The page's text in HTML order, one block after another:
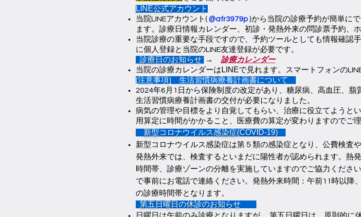
LINE公式アカウント
当院LINEアカウント(@afr3979p)から当院の診療予約が簡単に
ます。診療日情報カレンダー、初診・発熱外来の問診票予約、
当院診療の重要な手段ですので、予約ツールとしても情報確認
に個人登録と当院のLINE友達登録が必要です。
診療日のお知らせ → 診療カレンダー
当院の診療カレンダーはLINEで見れます。
スマートフォンの
[注意事項] 生活習慣病療養計画書について
2024年6月1日から保険制度の改定があり、糖尿病、高血圧、脂
生活習慣病療養計画書の交付が必要になりました。
病気の管理や目標をより自覚してもらい、治療に役立てようとい
用算定に時間がかかること、医療費の算定が変わりますのでご理
新型コロナウイルス感染症(COVID-19)
新型コロナウイルス感染症は第５類の感染症となり、公費検査
発熱外来では、検査するといまだに陽性者が認められます。熱
時間帯、診療ゾーンの分離を実施していますのでご協力くださ
で事前にお電話で連絡ください。発熱外来時間：午前11時以降
の診療時間帯となります。
第五日曜日の休診のお知らせ